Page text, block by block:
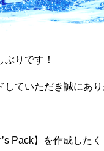
りです！
していただき誠にあり
Pack】を作成した